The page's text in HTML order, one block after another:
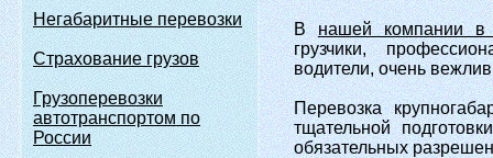
Негабаритные перевозки
Страхование грузов
Грузоперевозки
автотранспортом по
России
Внашей компании в
грузчики,
водители, очень
Перевозка
тщательной
обязательных